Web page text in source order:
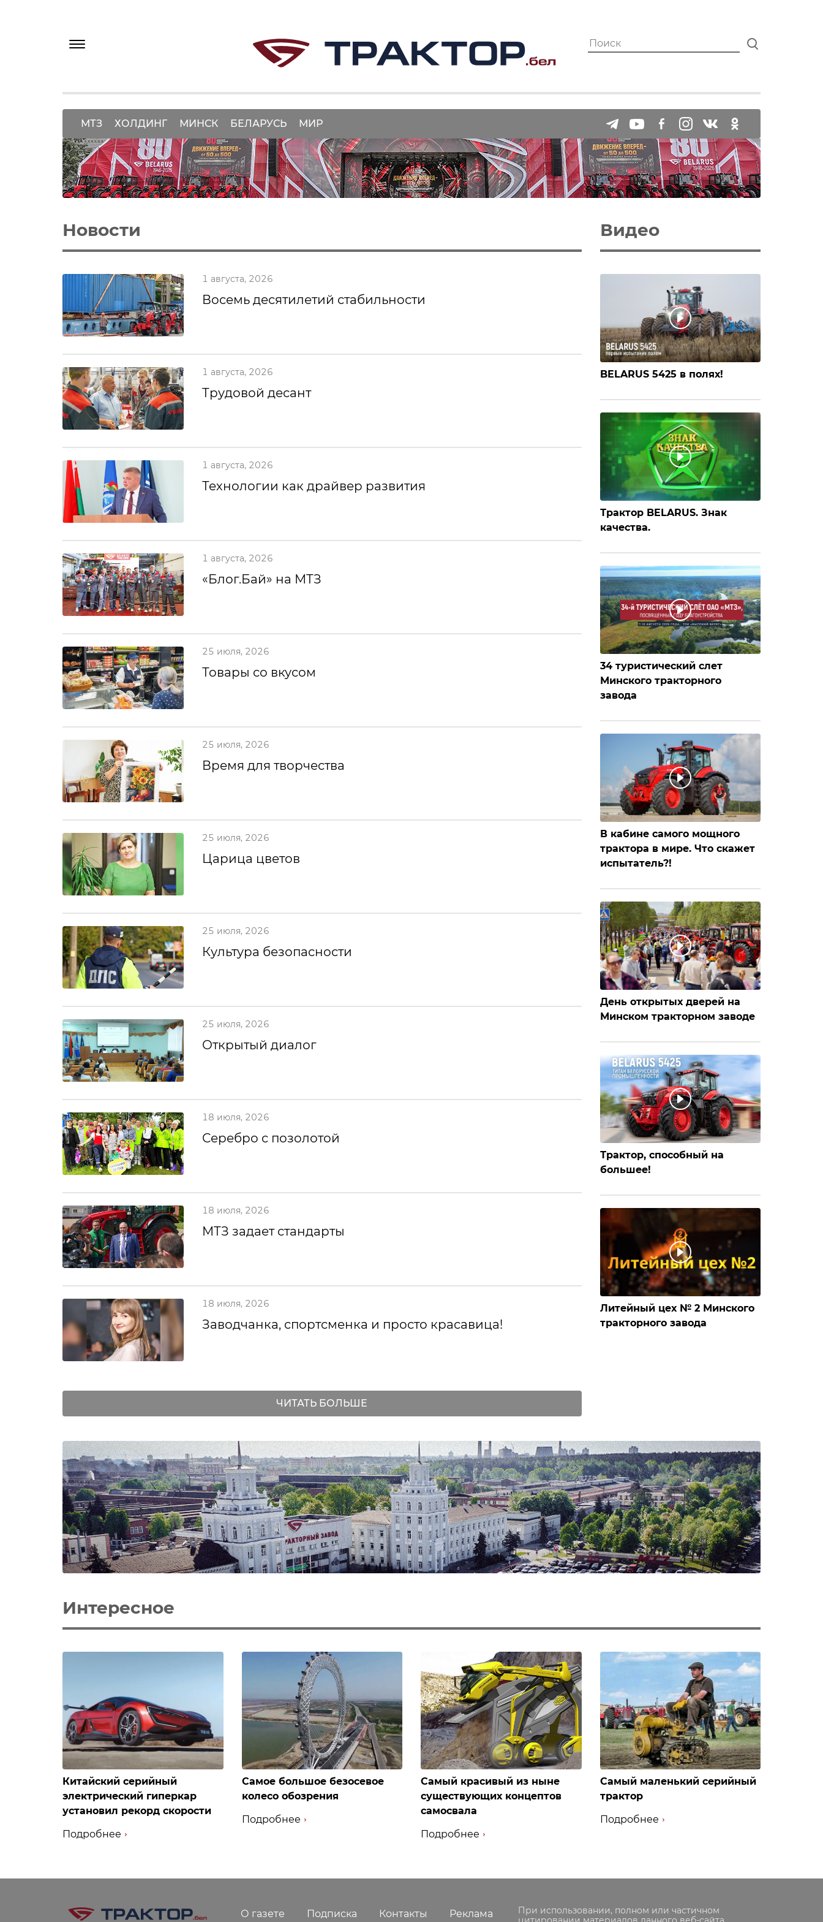
МТЗ ХОЛДИНГ МИНСК БЕЛАРУСЬ МИР
Новости
1 августа, 2026
Восемь десятилетий стабильности
1 августа, 2026
Трудовой десант
1 августа, 2026
Технологии как драйвер развития
1 августа, 2026
«Блог.Бай» на МТЗ
25 июля, 2026
Товары со вкусом
25 июля, 2026
Время для творчества
25 июля, 2026
Царица цветов
25 июля, 2026
Культура безопасности
25 июля, 2026
Открытый диалог
18 июля, 2026
Серебро с позолотой
18 июля, 2026
МТЗ задает стандарты
18 июля, 2026
Заводчанка, спортсменка и просто красавица!
ЧИТАТЬ БОЛЬШЕ
Видео
BELARUS 5425 в полях!
Трактор BELARUS. Знак
качества.
34 туристический слет
Минского тракторного
завода
В кабине самого мощного
трактора в мире. Что скажет
испытатель?!
День открытых дверей на
Минском тракторном заводе
Трактор, способный на
большее!
Литейный цех № 2 Минского
тракторного завода
Интересное
Китайский серийный
электрический гиперкар
установил рекорд скорости
Подробнее
Самое большое безосевое
колесо обозрения
Подробнее
Самый красивый из ныне
существующих концептов
самосвала
Подробнее
Самый маленький серийный
трактор
Подробнее
О газете Подписка Контакты Реклама
При использовании, полном или частичном